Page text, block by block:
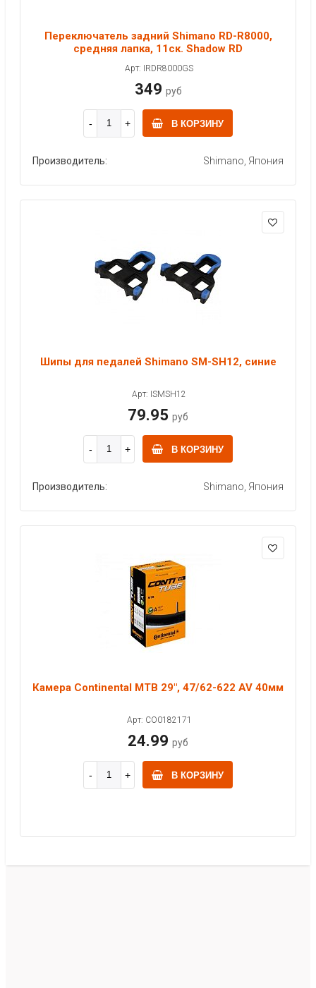
Переключатель задний Shimano RD-R8000,
средняя лапка, 11ск. Shadow RD
Арт: IRDR8000GS
349 руб
В КОРЗИНУ
Производитель: Shimano, Япония
Шипы для педалей Shimano SM-SH12, синие
Арт: ISMSH12
79.95 руб
В КОРЗИНУ
Производитель: Shimano, Япония
Камера Continental MTB 29", 47/62-622 AV 40мм
Арт: CO0182171
24.99 руб
В КОРЗИНУ